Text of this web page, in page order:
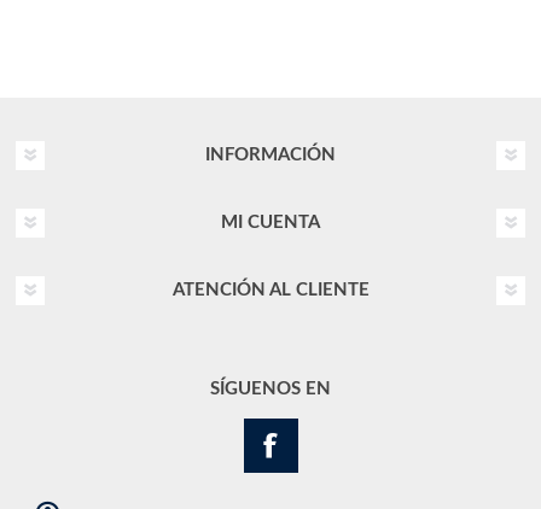
INFORMACIÓN
MI CUENTA
ATENCIÓN AL CLIENTE
SÍGUENOS EN